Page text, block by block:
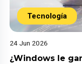
Tecnología
24 Jun 2026
¿Windows le